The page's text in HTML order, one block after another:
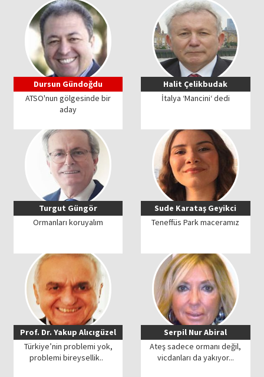
Dursun Gündoğdu
ATSO'nun gölgesinde bir
aday
Halit Çelikbudak
İtalya ‘Mancini‘ dedi
Turgut Güngör
Ormanları koruyalım
Sude Karataş Geyikci
Teneffüs Park maceramız
Prof. Dr. Yakup Alıcıgüzel
Türkiye’nin problemi yok,
problemi bireysellik..
Serpil Nur Abiral
Ateş sadece ormanı değil,
vicdanları da yakıyor...